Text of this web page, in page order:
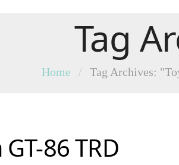
Tag
Home / Tag Archives:
86 TRD